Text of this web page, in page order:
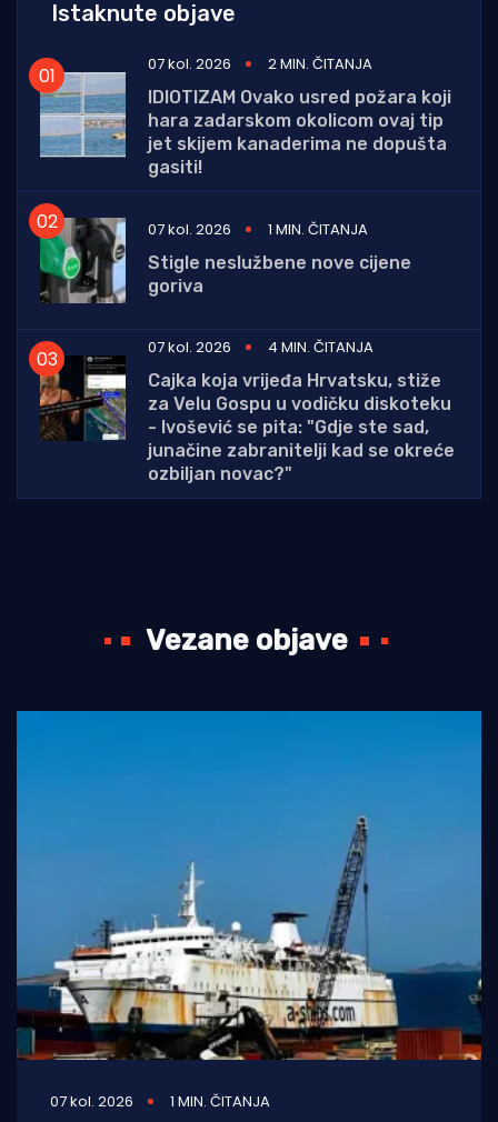
Istaknute objave
07 kol. 2026
2 MIN. ČITANJA
IDIOTIZAM Ovako usred požara koji
hara zadarskom okolicom ovaj tip
jet skijem kanaderima ne dopušta
gasiti!
07 kol. 2026
1 MIN. ČITANJA
Stigle neslužbene nove cijene
goriva
07 kol. 2026
4 MIN. ČITANJA
Cajka koja vrijeđa Hrvatsku, stiže
za Velu Gospu u vodičku diskoteku
- Ivošević se pita: "Gdje ste sad,
junačine zabranitelji kad se okreće
ozbiljan novac?"
Vezane objave
07 kol. 2026 1 MIN. ČITANJA